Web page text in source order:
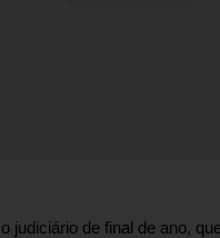
judiciário de final de ano,